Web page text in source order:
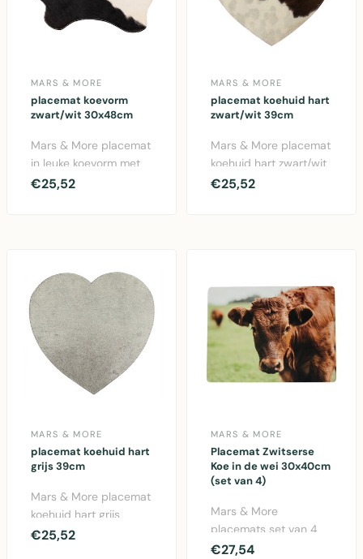
MARS & MORE
placemat koevorm
zwart/wit 30x48cm
Mars & More placemat
in leuke koevorm met
zwart/wit design.
€25,52
MARS & MORE
placemat koehuid hart
zwart/wit 39cm
Mars & More placemat
koehuid hart zwart/wit
39cm. Authentieke
€25,52
MARS & MORE
placemat koehuid hart
grijs 39cm
Mars & More placemat
koehuid hart grijs
39cm. Authentieke
€25,52
MARS & MORE
Placemat Zwitserse
Koe in de wei 30x40cm
(set van 4)
Mars & More
placemats set van 4
met Zwitserse koe
€27,54